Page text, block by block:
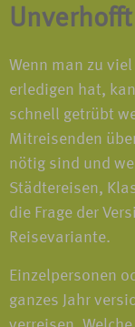
Wenn man zu
erledigen hat,
schnell getrübt
Mitreisenden
nötig sind und
Städtereisen,
die Frage der
Reisevariante.
Einzelpersonen
ganzes Jahr